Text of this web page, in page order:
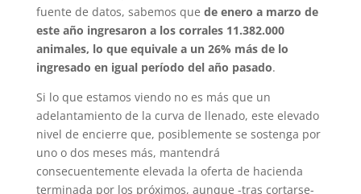
fuente de datos, sabemos que de enero a marzo de
este año ingresaron a los corrales 11.382.000
animales, lo que equivale a un 26% más de lo
ingresado en igual período del año pasado.
Si lo que estamos viendo no es más que un
adelantamiento de la curva de llenado, este elevado
nivel de encierre que, posiblemente se sostenga por
uno o dos meses más, mantendrá
consecuentemente elevada la oferta de hacienda
terminada por los próximos, aunque -tras cortarse-